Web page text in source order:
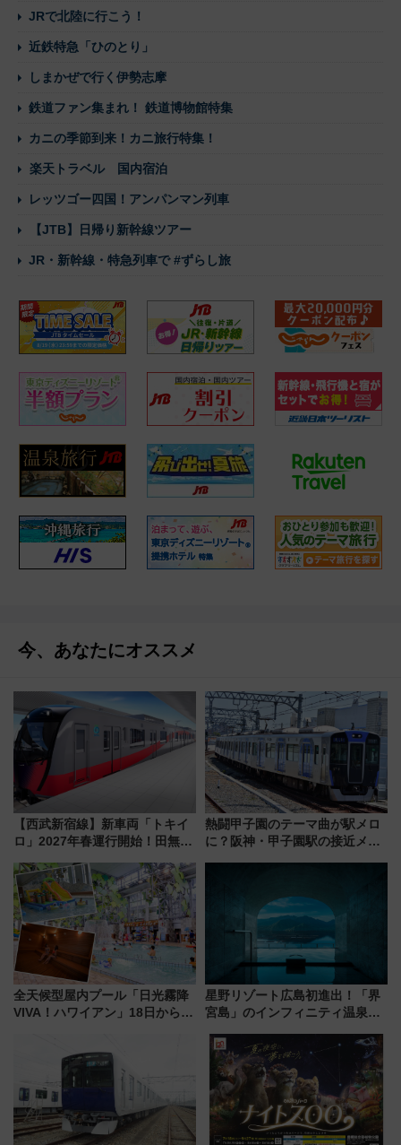
JRで北陸に行こう！
近鉄特急「ひのとり」
しまかぜで行く伊勢志摩
鉄道ファン集まれ！ 鉄道博物館特集
カニの季節到来！カニ旅行特集！
楽天トラベル 国内宿泊
レッツゴー四国！アンパンマン列車
【JTB】日帰り新幹線ツアー
JR・新幹線・特急列車で #ずらし旅
今、あなたにオススメ
【西武新宿線】新車両「トキイ
ロ」2027年春運行開始！田無・
「第2弾」も
熱闘甲子園のテーマ曲が駅メロ
に？阪神・甲子園駅の接近メロ
全天候型屋内プール「日光霧降
VIVA！ハワイアン」18日から営
代が一日中楽しる夏のリゾート
を楽しんで
星野リゾート広島初進出！「界
宮島」のインフィニティ温泉と
宿泊料金・アクセスは？（2026
年7月23日開業）